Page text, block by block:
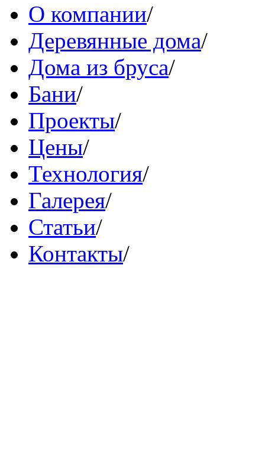
О компании/
Деревянные дома/
Дома из бруса/
Бани/
Проекты/
Цены/
Технология/
Галерея/
Статьи/
Контакты/